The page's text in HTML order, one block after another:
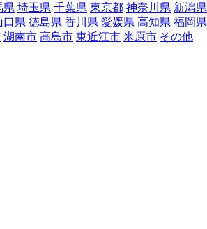
県 埼玉県 千葉県 東京都 神奈川県 新潟県
口県 徳島県 香川県 愛媛県 高知県 福岡県
湖南市 高島市 東近江市 米原市 その他